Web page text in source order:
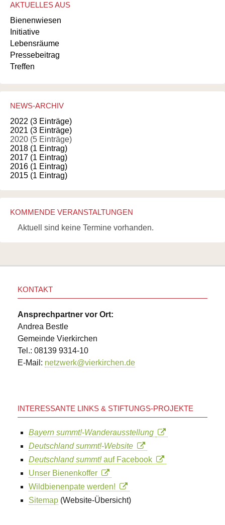
AKTUELLES AUS
Bienenwiesen
Initiative
Lebensräume
Pressebeitrag
Treffen
NEWS-ARCHIV
2022 (3 Einträge)
2021 (3 Einträge)
2020 (5 Einträge)
2018 (1 Eintrag)
2017 (1 Eintrag)
2016 (1 Eintrag)
2015 (1 Eintrag)
KOMMENDE VERANSTALTUNGEN
Aktuell sind keine Termine vorhanden.
KONTAKT
Ansprechpartner vor Ort:
Andrea Bestle
Gemeinde Vierkirchen
Tel.: 08139 9314-10
E-Mail: netzwerk@vierkirchen.de
INTERESSANTE LINKS & STIFTUNGS-PROJEKTE
Bayern summt!-Wanderausstellung
Deutschland summt!-Website
Deutschland summt!auf Facebook
Unser Bienenkoffer
Wildbienenpate werden!
Sitemap (Website-Übersicht)